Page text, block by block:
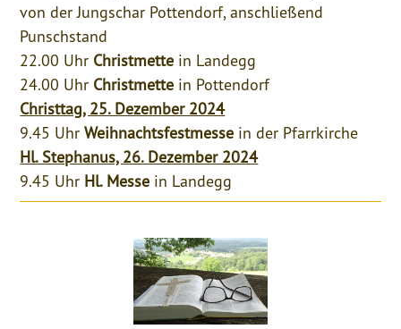
von der Jungschar Pottendorf, anschließend
Punschstand
22.00 Uhr Christmette in Landegg
24.00 Uhr Christmette in Pottendorf
Christtag, 25. Dezember 2024
9.45 UhrWeihnachtsfestmesse in der Pfarrkirche
Hl. Stephanus, 26. Dezember 2024
9.45 Uhr Hl. Messe in Landegg